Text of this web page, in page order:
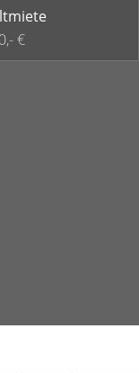
€